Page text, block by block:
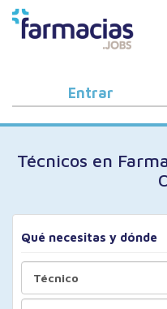
BUSCAR
OFERTAS DE
COMO FUNCIONA
PORQUÉ
BLOG
Entrar
Técnicos en
Qué necesitas y dónde